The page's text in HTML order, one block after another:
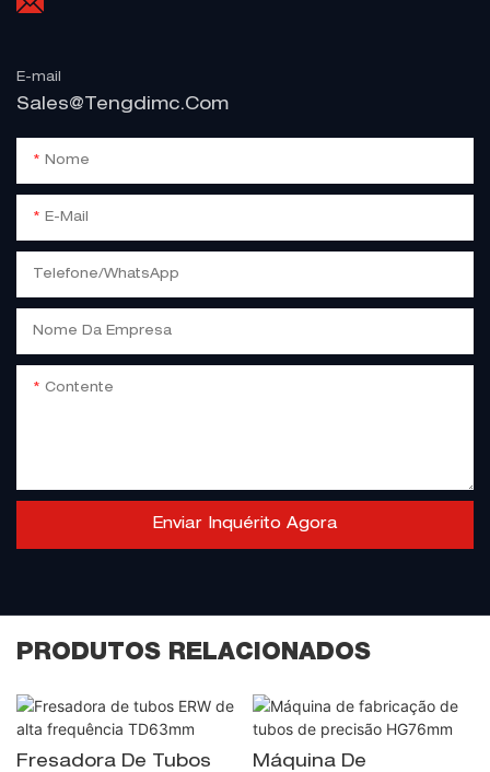
E-mail
Sales@tengdimc.com
Nome
E-Mail
Telefone/WhatsApp
Nome Da Empresa
Contente
Enviar Inquérito Agora
PRODUTOS RELACIONADOS
Fresadora De Tubos Máquina De